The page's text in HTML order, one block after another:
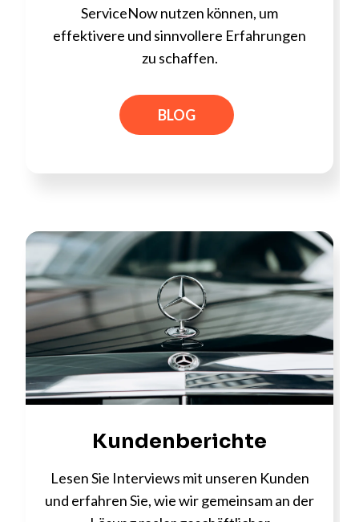
ServiceNow nutzen können, um
effektivere und sinnvollere Erfahrungen
zu schaffen.
BLOG
Kundenberichte
Lesen Sie Interviews mit unseren Kunden
und erfahren Sie, wie wir gemeinsam an der